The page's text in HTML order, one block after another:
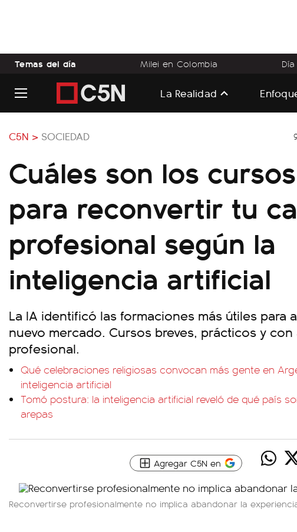
Temas del día Milei en Colombia
La Realidad
C5N > SOCIEDAD
Cuáles son los
para reconvertir tu
profesional según la
inteligencia artificial
La IA identificó las formaciones más útiles para
nuevo mercado. Cursos breves, prácticos y con
profesional.
Qué celebraciones religiosas convocan más gente en
inteligencia artificial
Tomó postura: la inteligencia artificial reveló de qué país
arepas
Agregar C5N en
Reconvertirse profesionalmente no implica abandonar la